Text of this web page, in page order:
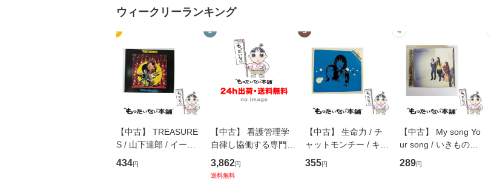
ウィークリーランキング
1
【中古】 TREASURE
S / 山下達郎 / イース
トウエスト・ジャパン
[CD]【メール便送料無
434円
2
【中古】 看護管理学
自律し協働する専門職
の看護マネジメントス
キル 改訂第3版 (看護
3,862円
送料無料
3
【中古】 生命力 / チ
ャットモンチー / キュ
ーンレコード [CD]
【メール便送料無料】
355円
4
【中古】 My song Yo
ur song / いきものが
かり / [CD]【メール便
送料無料】
289円